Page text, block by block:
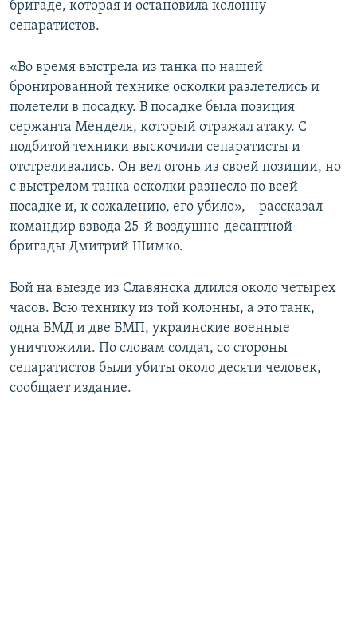
Все сайты RFE/RL
бригаде, которая и остановила колонну
сепаратистов.
«Во время выстрела из танка по нашей
бронированной технике осколки разлетелись и
полетели в посадку. В посадке была позиция
сержанта Менделя, который отражал атаку. С
подбитой техники выскочили сепаратисты и
отстреливались. Он вел огонь из своей позиции, но
с выстрелом танка осколки разнесло по всей
посадке и, к сожалению, его убило», – рассказал
командир взвода 25-й воздушно-десантной
бригады Дмитрий Шимко.
Бой на выезде из Славянска длился около четырех
часов. Всю технику из той колонны, а это танк,
одна БМД и две БМП, украинские военные
уничтожили. По словам солдат, со стороны
сепаратистов были убиты около десяти человек,
сообщает издание.